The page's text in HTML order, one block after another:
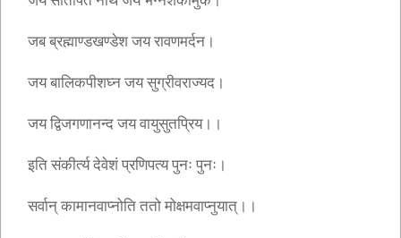
जब ब्रह्माण्डखण्डेश जय रावणमर्दन।
जय बालिकपीशघ्न जय सुग्रीवराज्यद।
जय द्विजगणानन्द जय वायुसुतप्रिय।।
इति संकीर्त्य देवेशं प्रणिपत्य पुनः पुनः।
सर्वान् कामानवाप्नोति ततो मोक्षमवाप्नुयात्।।